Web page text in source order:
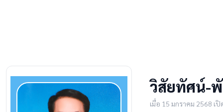
วิสัยทัศน์-
เมื่อ 15 มกราคม 2568 เ